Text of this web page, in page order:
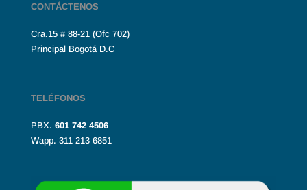
CONTÁCTENOS
Cra.15 # 88-21 (Ofc 702)
Principal Bogotá D.C
TELÉFONOS
PBX. 601 742 4506
Wapp. 311 213 6851